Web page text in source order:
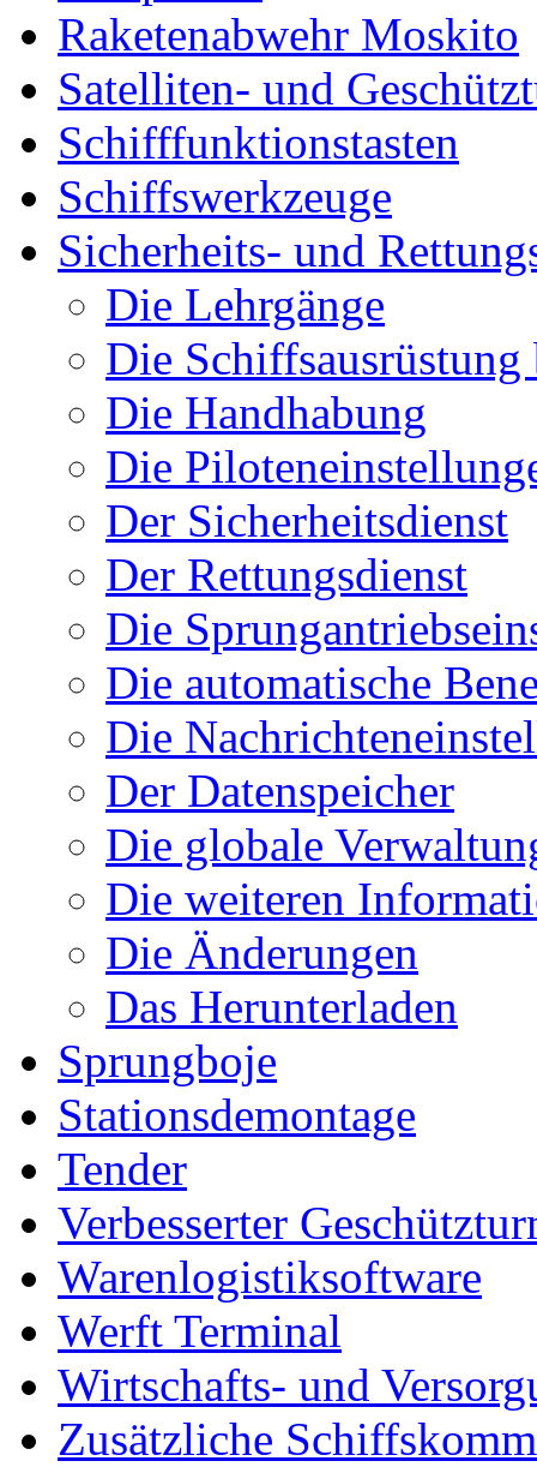
Raketenabwehr Moskito
Satelliten- und
Schifffunktionstasten
Schiffswerkzeuge
Sicherheits- und
Die Lehrgänge
Die Schiffsausrüstung
Die Handhabung
Die
Der Sicherheitsdienst
Der Rettungsdienst
Die
Die automatische
Die
Der Datenspeicher
Die globale
Die weiteren
Die Änderungen
Das Herunterladen
Sprungboje
Stationsdemontage
Tender
Verbesserter
Warenlogistiksoftware
Werft Terminal
Wirtschafts- und
Zusätzliche